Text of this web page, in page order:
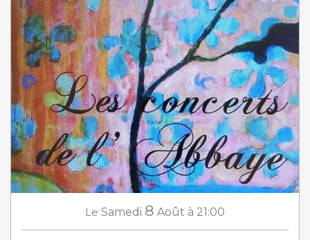
Le Samedi 8 Août à 21:00